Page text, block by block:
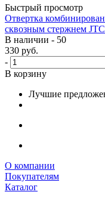
Быстрый просмотр
Отвертка
сквозным стержнем
В наличии - 50
330 руб.
-
В корзину
Лучшие
О компании
Покупателям
Каталог